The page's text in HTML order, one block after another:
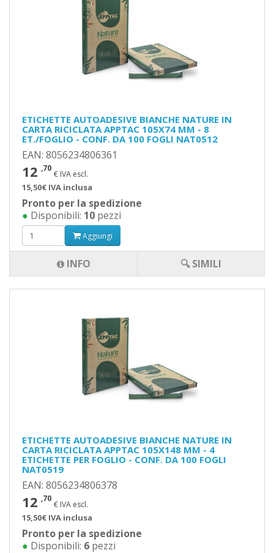
ETICHETTE AUTOADESIVE BIANCHE NATURE IN
CARTA RICICLATA APPTAC 105X74 MM - 8
ET./FOGLIO - CONF. DA 100 FOGLI NAT0512
EAN: 8056234806361
12 ,70
€ IVA escl.
15,50€ IVA inclusa
Pronto per la spedizione
● Disponibili: 10 pezzi
Aggiungi
INFO 🔍 SIMILI
ETICHETTE AUTOADESIVE BIANCHE NATURE IN
CARTA RICICLATA APPTAC 105X148 MM - 4
ETICHETTE PER FOGLIO - CONF. DA 100 FOGLI
NAT0519
EAN: 8056234806378
12 ,70
€ IVA escl.
15,50€ IVA inclusa
Pronto per la spedizione
● Disponibili: 6 pezzi